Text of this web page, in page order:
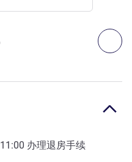
下
11:00 办理退房手续